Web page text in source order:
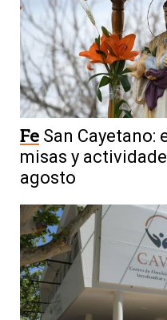
Fe San Cayetano:
misas y
agosto